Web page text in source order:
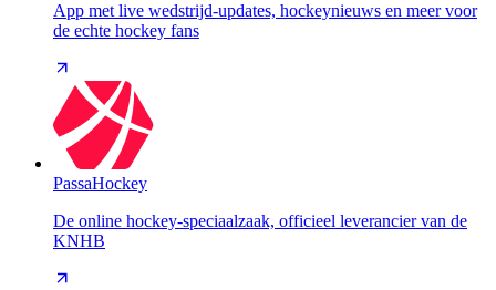
App met live wedstrijd-updates, hockeynieuws en meer voor
de echte hockey fans
PassaHockey
De online hockey-speciaalzaak, officieel leverancier van de
KNHB